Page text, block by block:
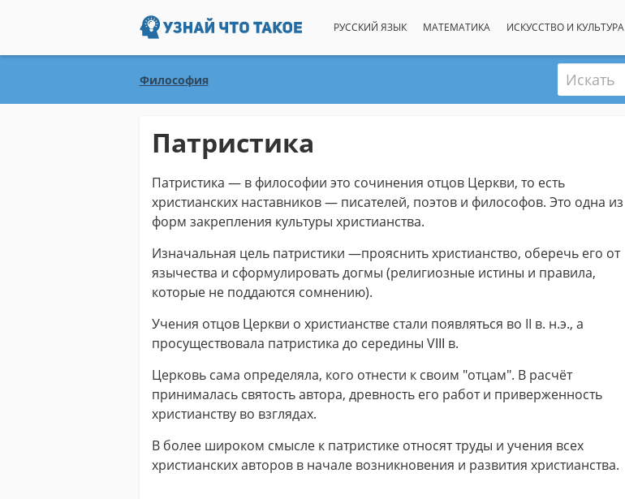
РУССКИЙ ЯЗЫК МАТЕМАТИКА ИСКУССТВО И КУЛЬТУРА
Философия Искать
Патристика
Патристика — в философии это сочинения отцов Церкви, то есть
христианских наставников — писателей, поэтов и философов. Это одна из
форм закрепления культуры христианства.
Изначальная цель патристики —прояснить христианство, оберечь его от
язычества и сформулировать догмы (религиозные истины и правила,
которые не поддаются сомнению).
Учения отцов Церкви о христианстве стали появляться во II в. н.э., а
просуществовала патристика до середины VΙΙΙ в.
Церковь сама определяла, кого отнести к своим "отцам". В расчёт
принималась святость автора, древность его работ и приверженность
христианству во взглядах.
В более широком смысле к патристике относят труды и учения всех
христианских авторов в начале возникновения и развития христианства.